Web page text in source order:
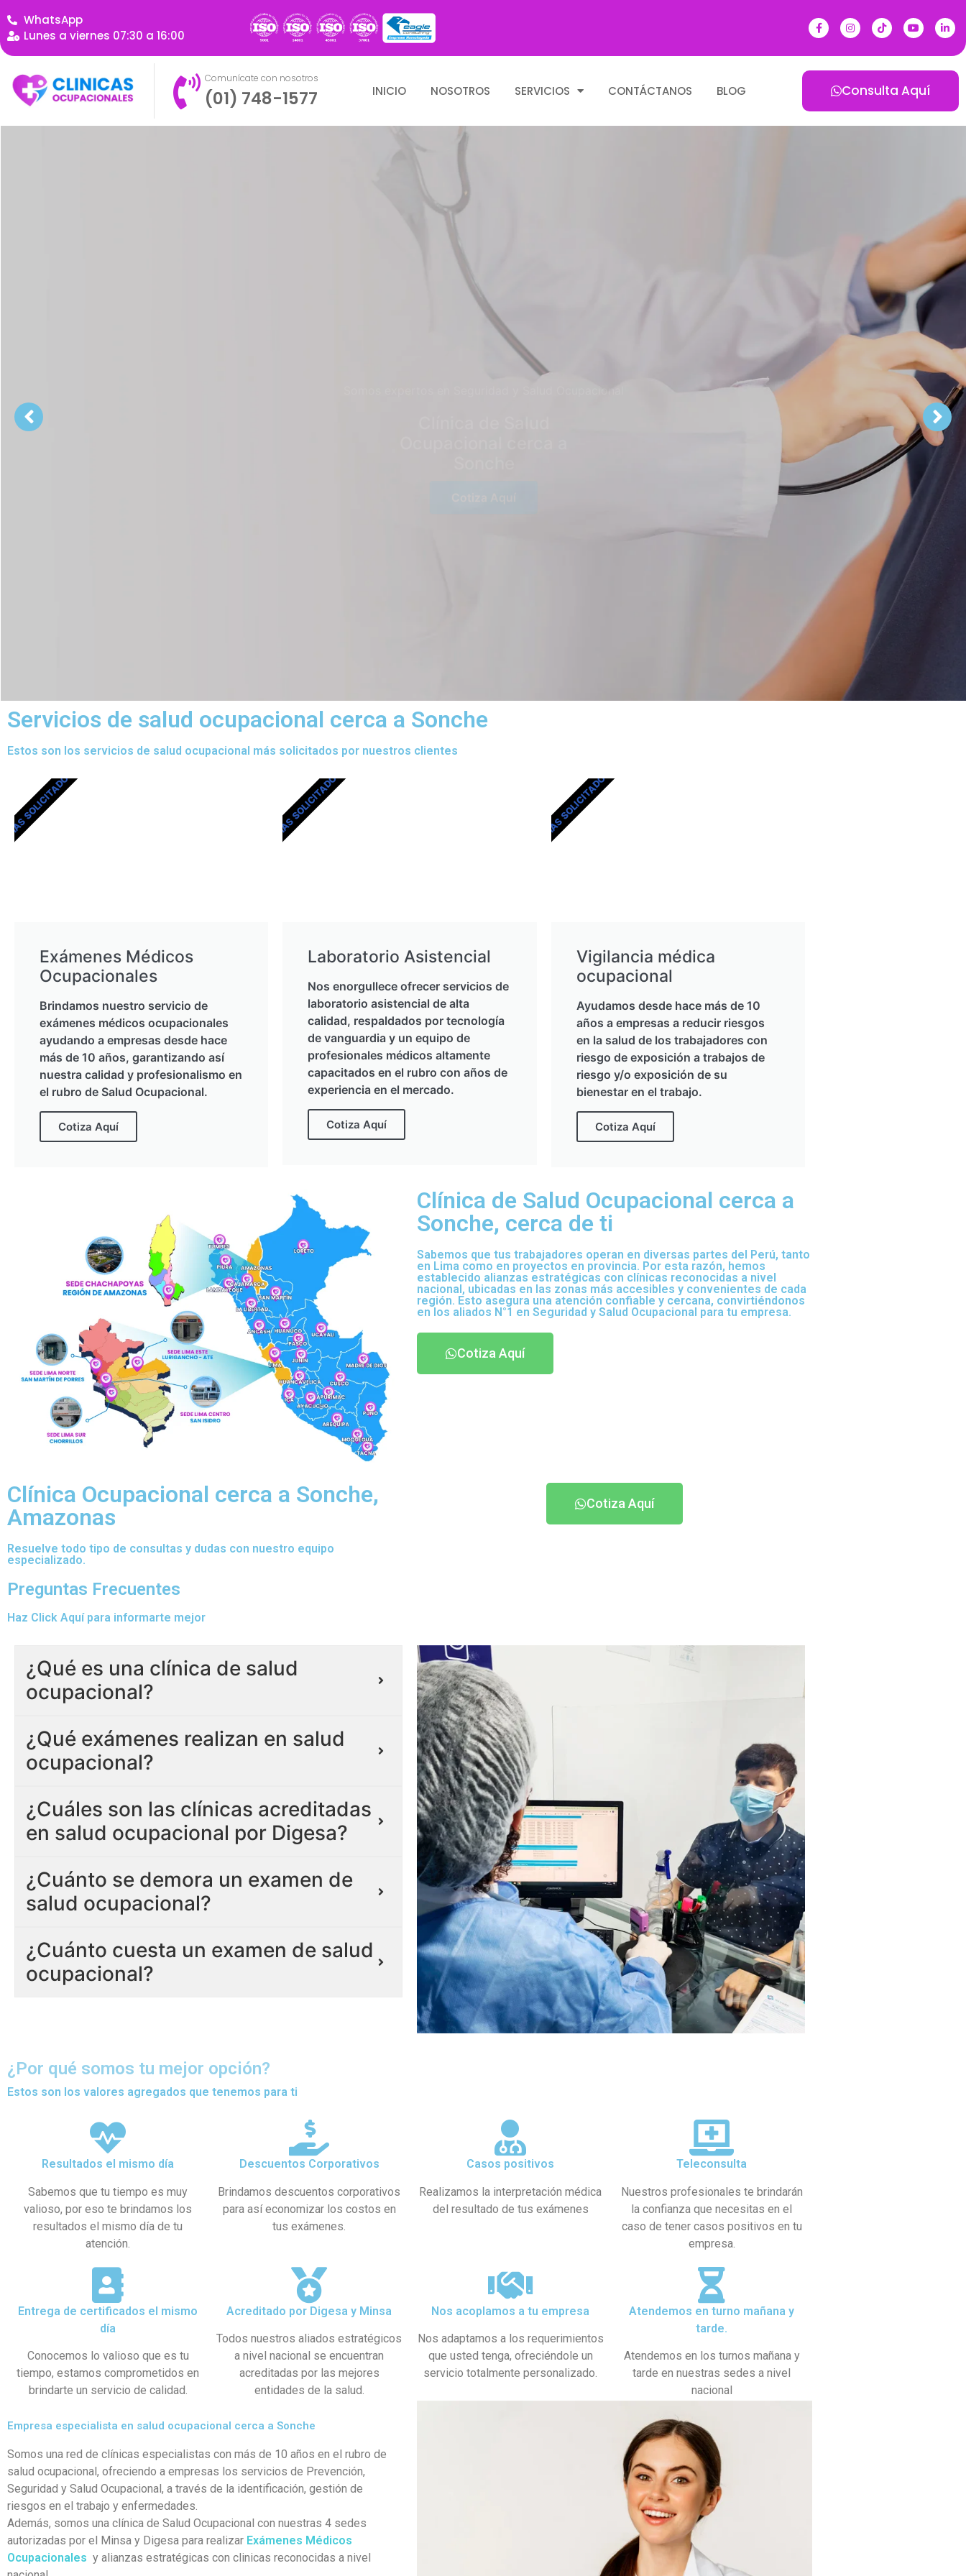
WhatsApp
Lunes a viernes 07:30 a 16:00
Comunícate con nosotros
(01) 748-1577 INICIO NOSOTROS SERVICIOS CONTÁCTANOS BLOG Consulta Aquí
Somos expertos en Seguridad y Salud Ocupacional
Servicios de salud ocupacional cerca a Sonche
Estos son los servicios de salud ocupacional más solicitados por nuestros clientes
Exámenes Médicos
Ocupacionales
Brindamos nuestro servicio de
exámenes médicos ocupacionales
ayudando a empresas desde hace
más de 10 años, garantizando así
nuestra calidad y profesionalismo en
el rubro de Salud Ocupacional.
Cotiza Aquí
MÁS SOLICITADOS
Laboratorio Asistencial
Nos enorgullece ofrecer servicios de
laboratorio asistencial de alta
calidad, respaldados por tecnología
de vanguardia y un equipo de
profesionales médicos altamente
capacitados en el rubro con años de
experiencia en el mercado.
Cotiza Aquí
MÁS SOLICITADOS
Vigilancia médica
ocupacional
Ayudamos desde hace más de 10
años a empresas a reducir riesgos
en la salud de los trabajadores con
riesgo de exposición a trabajos de
riesgo y/o exposición de su
bienestar en el trabajo.
Cotiza Aquí
MÁS SOLICITADOS
Clínica de Salud Ocupacional cerca a
Sonche, cerca de ti
Sabemos que tus trabajadores operan en diversas partes del Perú, tanto
en Lima como en proyectos en provincia. Por esta razón, hemos
establecido alianzas estratégicas con clínicas reconocidas a nivel
nacional, ubicadas en las zonas más accesibles y convenientes de cada
región. Esto asegura una atención confiable y cercana, convirtiéndonos
en los aliados N°1 en Seguridad y Salud Ocupacional para tu empresa.
Cotiza Aquí
Clínica Ocupacional cerca a Sonche,
Amazonas
Resuelve todo tipo de consultas y dudas con nuestro equipo
especializado.
Cotiza Aquí
Preguntas Frecuentes
Haz Click Aquí para informarte mejor
¿Qué es una clínica de salud
ocupacional?
¿Qué exámenes realizan en salud
ocupacional?
¿Cuáles son las clínicas acreditadas
en salud ocupacional por Digesa?
¿Cuánto se demora un examen de
salud ocupacional?
¿Cuánto cuesta un examen de salud
ocupacional?
¿Por qué somos tu mejor opción?
Estos son los valores agregados que tenemos para ti
Resultados el mismo día
Sabemos que tu tiempo es muy
valioso, por eso te brindamos los
resultados el mismo día de tu
atención.
Descuentos Corporativos
Brindamos descuentos corporativos
para así economizar los costos en
tus exámenes.
Casos positivos
Realizamos la interpretación médica
del resultado de tus exámenes
Teleconsulta
Nuestros profesionales te brindarán
la confianza que necesitas en el
caso de tener casos positivos en tu
empresa.
Entrega de certificados el mismo
día
Conocemos lo valioso que es tu
tiempo, estamos comprometidos en
brindarte un servicio de calidad.
Acreditado por Digesa y Minsa​
Todos nuestros aliados estratégicos
a nivel nacional se encuentran
acreditadas por las mejores
entidades de la salud.
Nos acoplamos a tu empresa
Nos adaptamos a los requerimientos
que usted tenga, ofreciéndole un
servicio totalmente personalizado.
Atendemos en turno mañana y
tarde.
Atendemos en los turnos mañana y
tarde en nuestras sedes a nivel
nacional
Empresa especialista en salud ocupacional cerca a Sonche
Somos una red de clínicas especialistas con más de 10 años en el rubro de
salud ocupacional, ofreciendo a empresas los servicios de Prevención,
Seguridad y Salud Ocupacional, a través de la identificación, gestión de
riesgos en el trabajo y enfermedades.
Además, somos una clínica de Salud Ocupacional con nuestras 4 sedes
autorizadas por el Minsa y Digesa para realizar Exámenes Médicos
Ocupacionales y alianzas estratégicas con clinicas reconocidas a nivel